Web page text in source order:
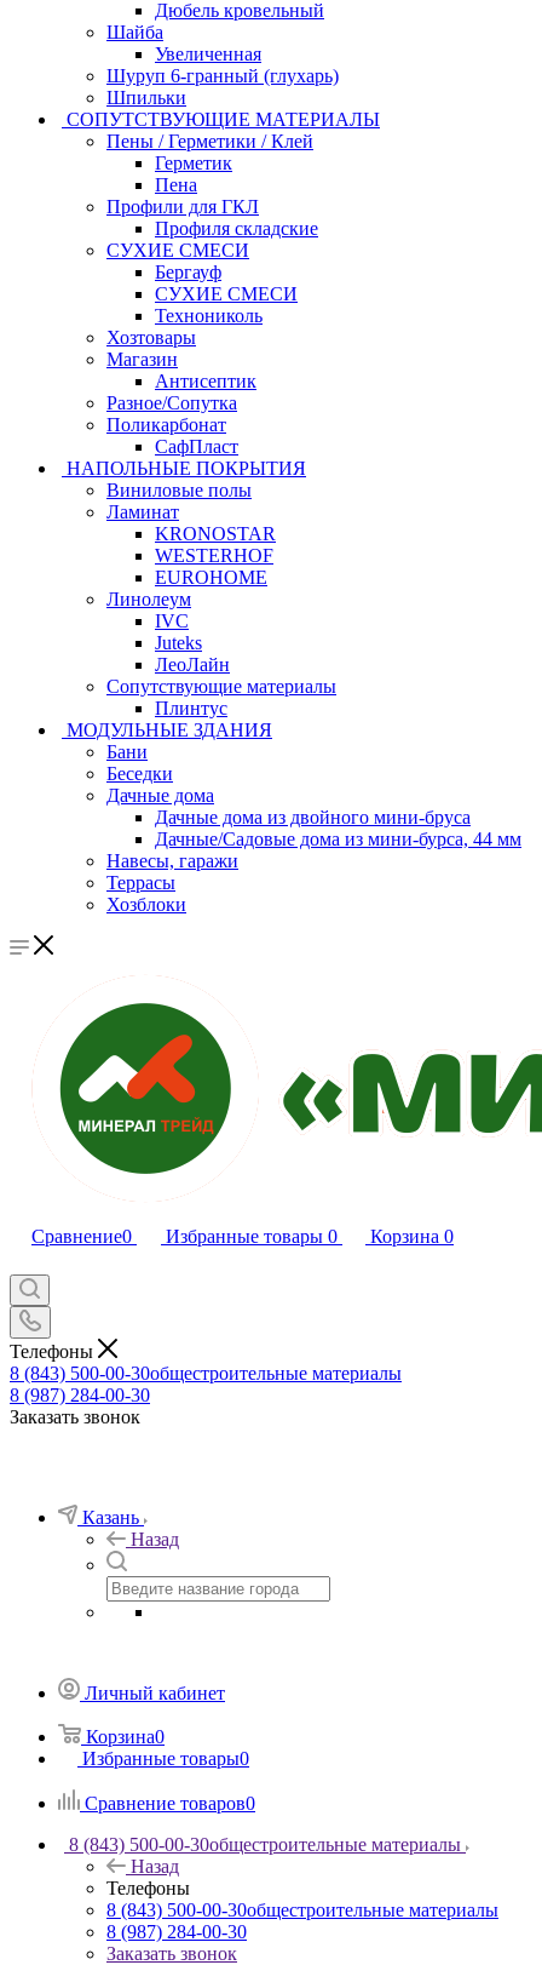
Дюбель кровельный
Шайба
Увеличенная
Шуруп 6-гранный (глухарь)
Шпильки
СОПУТСТВУЮЩИЕ МАТЕРИАЛЫ
Пены / Герметики / Клей
Герметик
Пена
Профили для ГКЛ
Профиля складские
СУХИЕ СМЕСИ
Бергауф
СУХИЕ СМЕСИ
Технониколь
Хозтовары
Магазин
Антисептик
Разное/Сопутка
Поликарбонат
СафПласт
НАПОЛЬНЫЕ ПОКРЫТИЯ
Виниловые полы
Ламинат
KRONOSTAR
WESTERHOF
EUROHOME
Линолеум
IVC
Juteks
ЛеоЛайн
Сопутствующие материалы
Плинтус
МОДУЛЬНЫЕ ЗДАНИЯ
Бани
Беседки
Дачные дома
Дачные дома из двойного мини-бруса
Дачные/Садовые дома из мини-бурса, 44 мм
Навесы, гаражи
Террасы
Хозблоки
Сравнение0 Избранные товары 0 Корзина 0
Телефоны
8 (843) 500-00-30общестроительные материалы
8 (987) 284-00-30
Заказать звонок
Казань
Назад
Личный кабинет
Корзина0
Избранные товары0
Сравнение товаров0
8 (843) 500-00-30общестроительные материалы
Назад
Телефоны
8 (843) 500-00-30общестроительные материалы
8 (987) 284-00-30
Заказать звонок